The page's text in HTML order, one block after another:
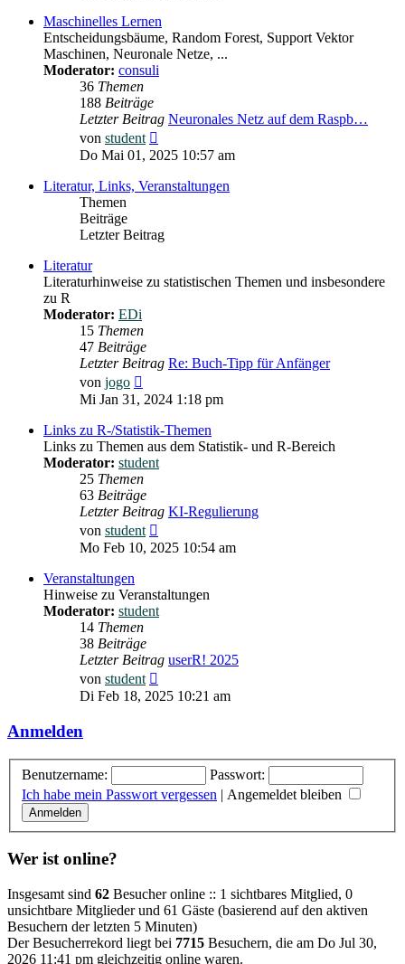
Maschinelles Lernen
Entscheidungsbäume, Random Forest, Support Vektor
Maschinen, Neuronale Netze, ...
Moderator: consuli
36 Themen
188 Beiträge
Letzter Beitrag Neuronales Netz auf dem Raspb…
von student
Beitrag
Do Mai 01, 2025 10:57 am
Literatur, Links, Veranstaltungen
Themen
Beiträge
Letzter Beitrag
Literatur
Literaturhinweise zu statistischen Themen und insbesondere
zu R
Moderator: EDi
15 Themen
47 Beiträge
Letzter Beitrag Re: Buch-Tipp für Anfänger
von jogo
Beitrag
Mi Jan 31, 2024 1:18 pm
Links zu R-/Statistik-Themen
Links zu Themen aus dem Statistik- und R-Bereich
Moderator: student
25 Themen
63 Beiträge
Letzter Beitrag KI-Regulierung
von student
Beitrag
Mo Feb 10, 2025 10:54 am
Veranstaltungen
Hinweise zu Veranstaltungen
Moderator: student
14 Themen
38 Beiträge
Letzter Beitrag userR! 2025
von student
Beitrag
Di Feb 18, 2025 10:21 am
Anmelden
Benutzername:
Passwort:
Ich habe mein Passwort vergessen | Angemeldet bleiben
Wer ist online?
Insgesamt sind 62 Besucher online :: 1 sichtbares Mitglied, 0
unsichtbare Mitglieder und 61 Gäste (basierend auf den aktiven
Besuchern der letzten 5 Minuten)
Der Besucherrekord liegt bei 7715 Besuchern, die am Do Jul 30,
2026 11:41 pm gleichzeitig online waren.